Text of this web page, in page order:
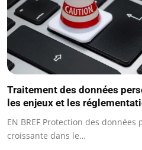
Traitement des données
les enjeux et les
EN BREF Protection des
croissante dans le…